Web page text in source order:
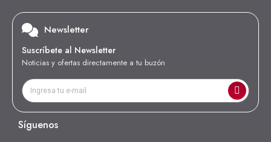
Newsletter
Suscríbete al Newsletter
Noticias y ofertas directamente a tu buzón
Síguenos